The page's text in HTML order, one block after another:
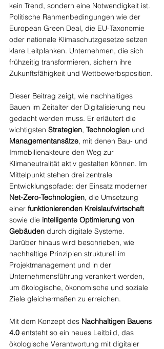
kein Trend, sondern eine Notwendigkeit ist.
Politische Rahmenbedingungen wie der
European Green Deal, die EU-Taxonomie
oder nationale Klimaschutzgesetze setzen
klare Leitplanken. Unternehmen, die sich
frühzeitig transformieren, sichern ihre
Zukunftsfähigkeit und Wettbewerbsposition.
Dieser Beitrag zeigt, wie nachhaltiges
Bauen im Zeitalter der Digitalisierung neu
gedacht werden muss. Er erläutert die
wichtigsten Strategien, Technologien und
Managementansätze, mit denen Bau- und
Immobilienakteure den Weg zur
Klimaneutralität aktiv gestalten können. Im
Mittelpunkt stehen drei zentrale
Entwicklungspfade: der Einsatz moderner
Net-Zero-Technologien, die Umsetzung
einer funktionierenden Kreislaufwirtschaft
sowie die intelligente Optimierung von
Gebäuden durch digitale Systeme.
Darüber hinaus wird beschrieben, wie
nachhaltige Prinzipien strukturell im
Projektmanagement und in der
Unternehmensführung verankert werden,
um ökologische, ökonomische und soziale
Ziele gleichermaßen zu erreichen.
Mit dem Konzept des Nachhaltigen Bauens
4.0 entsteht so ein neues Leitbild, das
ökologische Verantwortung mit digitaler